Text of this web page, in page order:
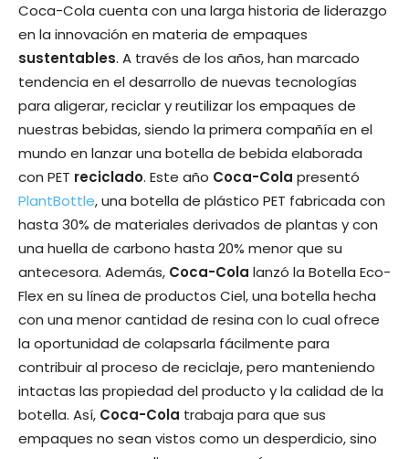
Coca-Cola cuenta con una larga historia de liderazgo
en la innovación en materia de empaques
sustentables. A través de los años, han marcado
tendencia en el desarrollo de nuevas tecnologías
para aligerar, reciclar y reutilizar los empaques de
nuestras bebidas, siendo la primera compañía en el
mundo en lanzar una botella de bebida elaborada
con PET reciclado. Este año Coca-Cola presentó
PlantBottle, una botella de plástico PET fabricada con
hasta 30% de materiales derivados de plantas y con
una huella de carbono hasta 20% menor que su
antecesora. Además, Coca-Cola lanzó la Botella Eco-
Flex en su línea de productos Ciel, una botella hecha
con una menor cantidad de resina con lo cual ofrece
la oportunidad de colapsarla fácilmente para
contribuir al proceso de reciclaje, pero manteniendo
intactas las propiedad del producto y la calidad de la
botella. Así, Coca-Cola trabaja para que sus
empaques no sean vistos como un desperdicio, sino